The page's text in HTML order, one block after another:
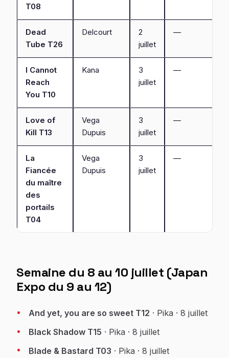
T08
Dead
Tube T26
Delcourt
2
juillet
—
I Cannot
Reach
You T10
Kana
3
juillet
—
Love of
Kill T13
Vega
Dupuis
3
juillet
—
La
Fiancée
du maître
des
portails
T04
Vega
Dupuis
3
juillet
—
Semaine du 8 au 10 juillet (Japan
Expo du 9 au 12)
And yet, you are so sweet T12 · Pika · 8 juillet
Black Shadow T15 · Pika · 8 juillet
Blade & Bastard T03 · Pika · 8 juillet